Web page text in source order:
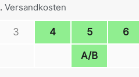
Versandkosten
3 4 5 6
A/B